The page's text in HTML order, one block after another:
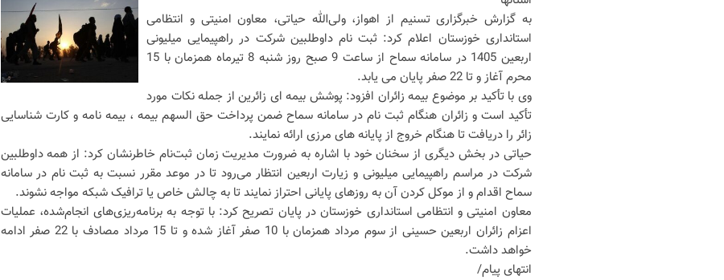
به گزارش خبرگزاری تسنیم از اهواز، ولی‌الله حیاتی، معاون امنیتی و انتظامی
استانداری خوزستان اعلام کرد: ثبت نام داوطلبین شرکت در راهپیمایی میلیونی
اربعین 1405 در سامانه سماح از ساعت 9 صبح روز شنبه 8 تیرماه همزمان با 15
محرم آغاز و تا 22 صفر پایان می یابد.
وی با تأکید بر موضوع بیمه زائران افزود: پوشش بیمه ای زائرین از جمله نکات مورد
تأکید است و زائران هنگام ثبت نام در سامانه سماح ضمن پرداخت حق السهم بیمه ، بیمه نامه و کارت شناسایی
زائر را دریافت تا هنگام خروج از پایانه های مرزی ارائه نمایند.
حیاتی در بخش دیگری از سخنان خود با اشاره به ضرورت مدیریت زمان ثبت‌نام خاطرنشان کرد: از همه داوطلبین
شرکت در مراسم راهپیمایی میلیونی و زیارت اربعین انتظار می‌رود تا در موعد مقرر نسبت به ثبت نام در سامانه
سماح اقدام و از موکل کردن آن به روزهای پایانی احتراز نمایند تا به چالش خاص یا ترافیک شبکه مواجه نشوند.
معاون امنیتی و انتظامی استانداری خوزستان در پایان تصریح کرد: با توجه به برنامه‌ریزی‌های انجام‌شده، عملیات
اعزام زائران اربعین حسینی از سوم مرداد همزمان با 10 صفر آغاز شده و تا 15 مرداد مصادف با 22 صفر ادامه
خواهد داشت.
انتهای پیام/